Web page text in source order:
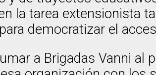
la tarea extensionista
democratizar el
a Brigadas Vanni al